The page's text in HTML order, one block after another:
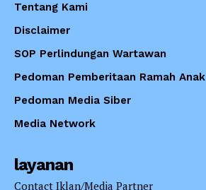
Tentang Kami
Disclaimer
SOP Perlindungan Wartawan
Pedoman Pemberitaan Ramah Anak
Pedoman Media Siber
Media Network
layanan
Contact Iklan/Media Partner